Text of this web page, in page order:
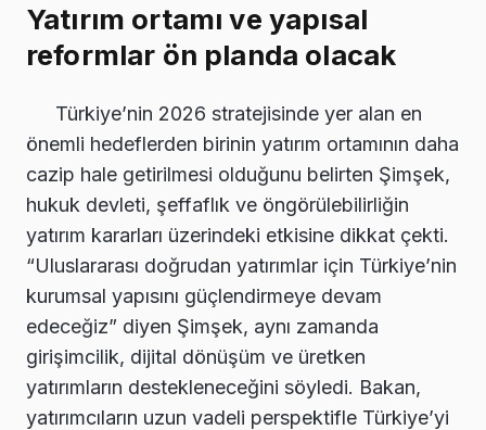
Yatırım ortamı ve yapısal
reformlar ön planda olacak
Türkiye’nin 2026 stratejisinde yer alan en
önemli hedeflerden birinin yatırım ortamının daha
cazip hale getirilmesi olduğunu belirten Şimşek,
hukuk devleti, şeffaflık ve öngörülebilirliğin
yatırım kararları üzerindeki etkisine dikkat çekti.
“Uluslararası doğrudan yatırımlar için Türkiye’nin
kurumsal yapısını güçlendirmeye devam
edeceğiz” diyen Şimşek, aynı zamanda
girişimcilik, dijital dönüşüm ve üretken
yatırımların destekleneceğini söyledi. Bakan,
yatırımcıların uzun vadeli perspektifle Türkiye’yi